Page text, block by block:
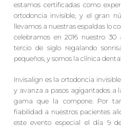
estamos certificadas como
ortodoncia invisible, y el gran
llevamos a nuestras espaldas lo
celebramos en 2016 nuestro 30
tercio de siglo regalando
pequeños, y somos la clínica
Invisalign es la ortodoncia
y avanza a pasos agigantados a
gama que la compone. Por
fiabilidad a nuestros pacientes
este evento especial el día 9